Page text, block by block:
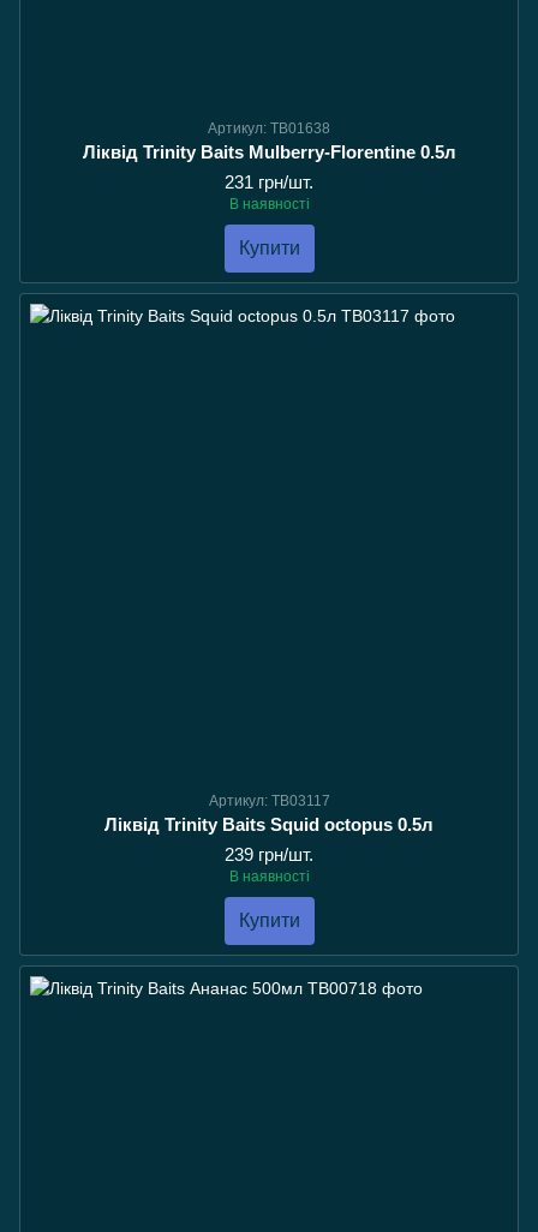
Артикул: TB01638
Ліквід Trinity Baits Mulberry-Florentine 0.5л
231 грн/шт.
В наявності
Купити
Артикул: TB03117
Ліквід Trinity Baits Squid octopus 0.5л
239 грн/шт.
В наявності
Купити